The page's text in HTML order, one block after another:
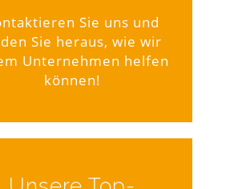
Sie uns und
Sie heraus, wie wir
Unternehmen helfen
können!